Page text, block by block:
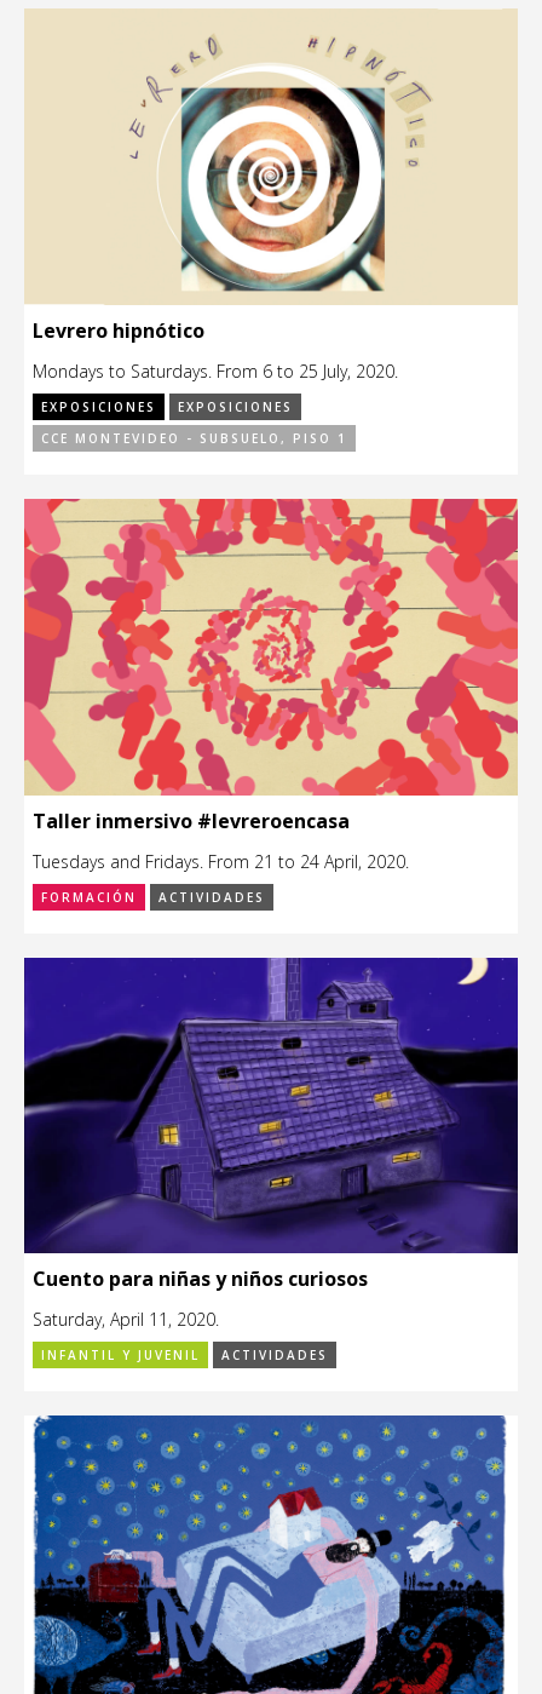
Levrero hipnótico
Mondays to Saturdays. From 6 to 25 July, 2020.
EXPOSICIONES
EXPOSICIONES
CCE MONTEVIDEO - SUBSUELO, PISO 1
Taller inmersivo #levreroencasa
Tuesdays and Fridays. From 21 to 24 April, 2020.
FORMACIÓN ACTIVIDADES
Cuento para niñas y niños curiosos
Saturday, April 11, 2020.
INFANTIL Y JUVENIL ACTIVIDADES